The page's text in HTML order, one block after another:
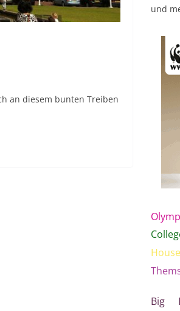
an diesem bunten Treiben
und
House
Big